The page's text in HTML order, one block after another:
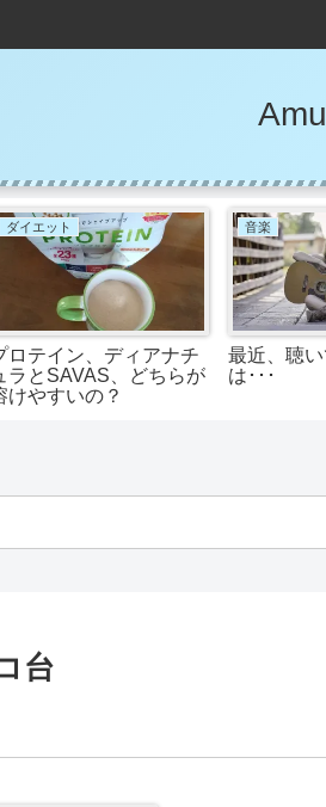
ダイエット
ロテイン、ディアナチ
ラとSAVAS、どちらが
けやすいの？
音楽
最近、聴
は･･･
台